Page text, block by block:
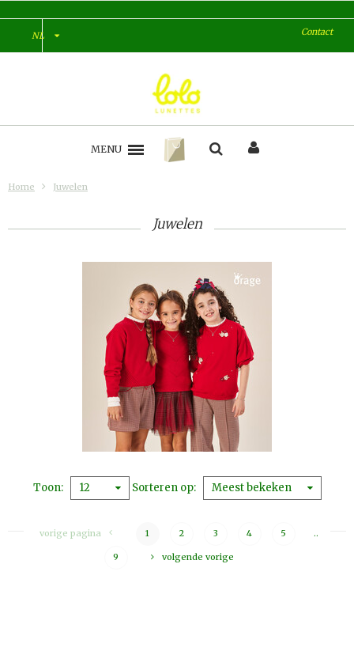
NL Contact
MENU
Home Juwelen
Juwelen
Toon 12 Sorteren op Meest bekeken
vorige pagina 1 2 3 4 5 ..
9 volgende vorige